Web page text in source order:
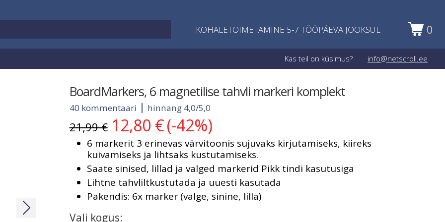
KOHALETOIMETAMINE 5-7 TÖÖPÄEVA JOOKSUL 0
Kas teil on küsimus? info@netscroll.ee
BoardMarkers, 6 magnetilise tahvli markeri komplekt
40 kommentaari hinnang 4,0/5,0
21,99€ Algne
hind
oli:
21,99 €.
12,80 €Current
price
is:
12,80 €.
(-42%)
Vali kogus:
6 markerit 3 erinevas värvitoonis sujuvaks kirjutamiseks, kiireks
kuivamiseks ja lihtsaks kustutamiseks.
Saate sinised, lillad ja valged markerid Pikk tindi kasutusiga
Lihtne tahvliltkustutada ja uuesti kasutada
Pakendis: 6x marker (valge, sinine, lilla)